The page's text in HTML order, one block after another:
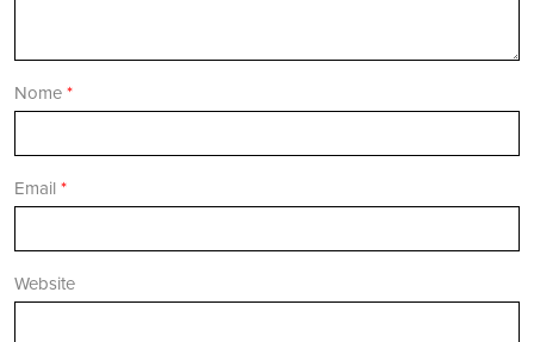
Nome *
Email *
Website